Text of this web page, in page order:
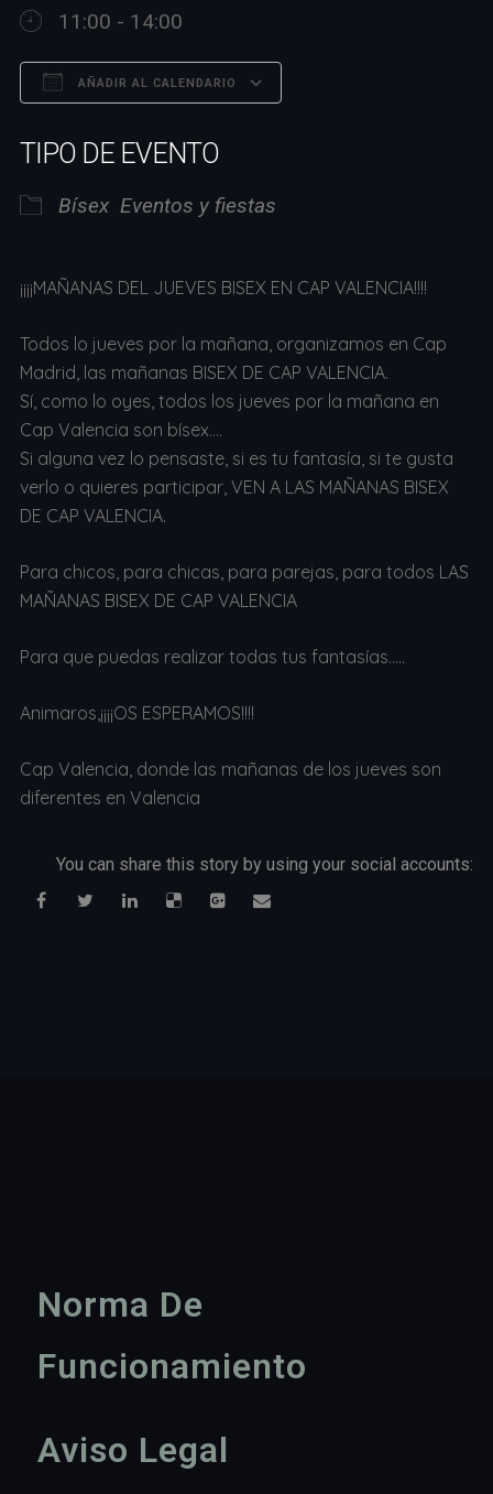
11:00 - 14:00
AÑADIR AL CALENDARIO
TIPO DE EVENTO
Bísex Eventos y fiestas
¡¡¡¡MAÑANAS DEL JUEVES BISEX EN CAP VALENCIA!!!!
Todos lo jueves por la mañana, organizamos en Cap
Madrid, las mañanas BISEX DE CAP VALENCIA.
Sí, como lo oyes, todos los jueves por la mañana en
Cap Valencia son bísex….
Si alguna vez lo pensaste, si es tu fantasía, si te gusta
verlo o quieres participar, VEN A LAS MAÑANAS BISEX
DE CAP VALENCIA.
Para chicos, para chicas, para parejas, para todos LAS
MAÑANAS BISEX DE CAP VALENCIA
Para que puedas realizar todas tus fantasías…..
Animaros,¡¡¡¡OS ESPERAMOS!!!!
Cap Valencia, donde las mañanas de los jueves son
diferentes en Valencia
You can share this story by using your social accounts:
Norma De
Funcionamiento
Aviso Legal